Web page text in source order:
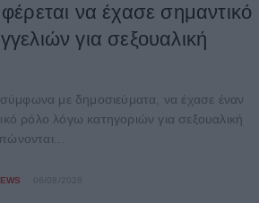
να έχασε σημαντικό
για σεξουαλική
με δημοσιεύματα, να έχασε έναν
ρόλο λόγω κατηγοριών για σεξουαλική